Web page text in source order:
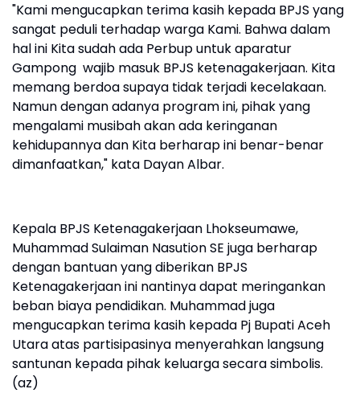
"Kami mengucapkan terima kasih kepada BPJS yang
sangat peduli terhadap warga Kami. Bahwa dalam
hal ini Kita sudah ada Perbup untuk aparatur
Gampong wajib masuk BPJS ketenagakerjaan. Kita
memang berdoa supaya tidak terjadi kecelakaan.
Namun dengan adanya program ini, pihak yang
mengalami musibah akan ada keringanan
kehidupannya dan Kita berharap ini benar-benar
dimanfaatkan," kata Dayan Albar.
Kepala BPJS Ketenagakerjaan Lhokseumawe,
Muhammad Sulaiman Nasution SE juga berharap
dengan bantuan yang diberikan BPJS
Ketenagakerjaan ini nantinya dapat meringankan
beban biaya pendidikan. Muhammad juga
mengucapkan terima kasih kepada Pj Bupati Aceh
Utara atas partisipasinya menyerahkan langsung
santunan kepada pihak keluarga secara simbolis.
(az)